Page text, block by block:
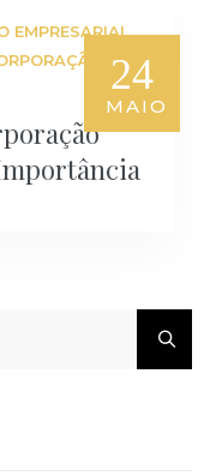
24
MAIO
EMPRESARIAL,